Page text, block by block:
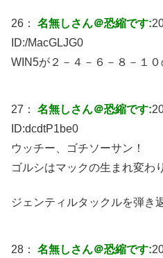
26： 名無しさん＠恐縮です:
ID:/MacGLJG0
WIN5が２－４－６－８－１０
27： 名無しさん＠恐縮です:
ID:dcdtP1be0
ウッチー、ゴチソーサン！
ゴルシはマックの生まれ変わ
ジェンティルタックルを弾き
28： 名無しさん＠恐縮です: